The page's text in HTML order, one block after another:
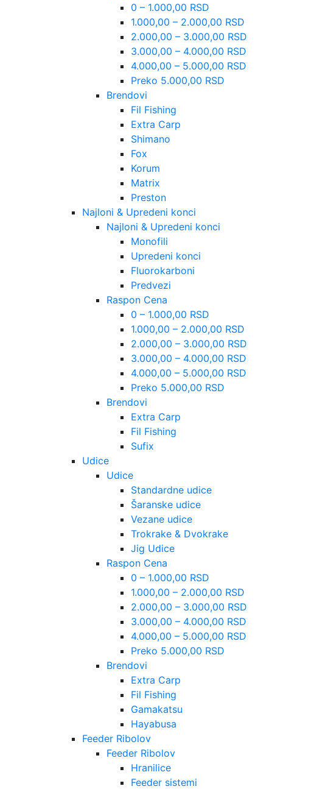
0 – 1.000,00 RSD
1.000,00 – 2.000,00 RSD
2.000,00 – 3.000,00 RSD
3.000,00 – 4.000,00 RSD
4.000,00 – 5.000,00 RSD
Preko 5.000,00 RSD
Brendovi
Fil Fishing
Extra Carp
Shimano
Fox
Korum
Matrix
Preston
Najloni & Upredeni konci
Najloni & Upredeni konci
Monofili
Upredeni konci
Fluorokarboni
Predvezi
Raspon Cena
0 – 1.000,00 RSD
1.000,00 – 2.000,00 RSD
2.000,00 – 3.000,00 RSD
3.000,00 – 4.000,00 RSD
4.000,00 – 5.000,00 RSD
Preko 5.000,00 RSD
Brendovi
Extra Carp
Fil Fishing
Sufix
Udice
Udice
Standardne udice
Šaranske udice
Vezane udice
Trokrake & Dvokrake
Jig Udice
Raspon Cena
0 – 1.000,00 RSD
1.000,00 – 2.000,00 RSD
2.000,00 – 3.000,00 RSD
3.000,00 – 4.000,00 RSD
4.000,00 – 5.000,00 RSD
Preko 5.000,00 RSD
Brendovi
Extra Carp
Fil Fishing
Gamakatsu
Hayabusa
Feeder Ribolov
Feeder Ribolov
Hranilice
Feeder sistemi